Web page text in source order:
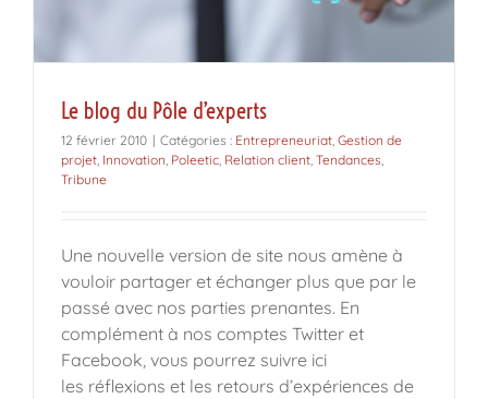
Le blog du Pôle d’experts
12 février 2010 | Catégories : Entrepreneuriat, Gestion de
projet, Innovation, Poleetic, Relation client, Tendances,
Tribune
Une nouvelle version de site nous amène à
vouloir partager et échanger plus que par le
passé avec nos parties prenantes. En
complément à nos comptes Twitter et
Facebook, vous pourrez suivre ici
les réflexions et les retours d’expériences de